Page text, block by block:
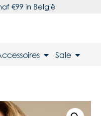
€99 in België
Sale